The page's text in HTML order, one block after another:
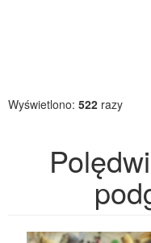
Wyświetlono: 522 razy